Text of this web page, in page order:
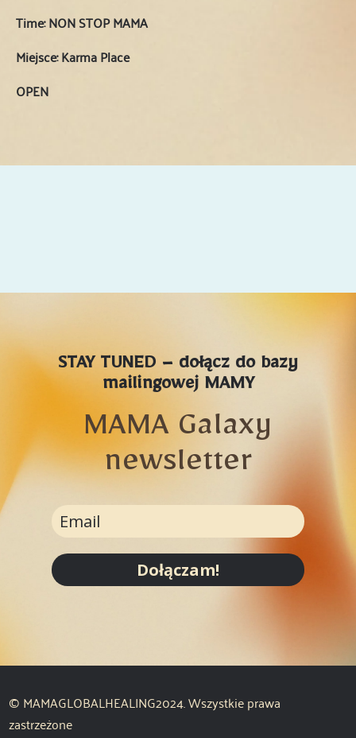
Time: NON STOPMAMA
Miejsce: Karma Place
OPEN
STAY TUNED – dołącz do bazy
mailingowej MAMY
MAMA Galaxy
newsletter
Dołączam!
© MAMAGLOBALHEALING2024. Wszystkie prawa
zastrzeżone